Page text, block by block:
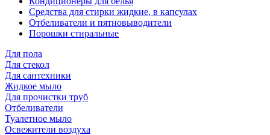
Средства для стирки жидкие, в капсулах
Отбеливатели и пятновыводители
Порошки стиральные
Для пола
Для стекол
Для сантехники
Жидкое мыло
Для прочистки труб
Отбеливатели
Туалетное мыло
Освежители воздуха